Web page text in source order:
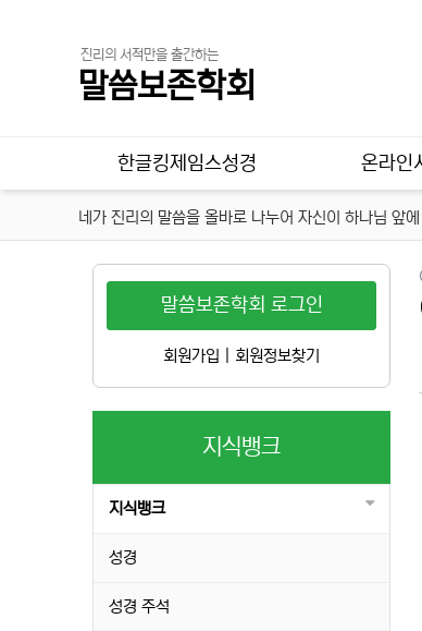
진리의 서적만을 출간하는
말씀보존학회
한글킹제임스성경 온라인
네가 진리의 말씀을 올바로 나누어 자신이 하나님 앞
말씀보존학회 로그인
회원가입 회원정보찾기
지식뱅크
지식뱅크
성경
성경 주석